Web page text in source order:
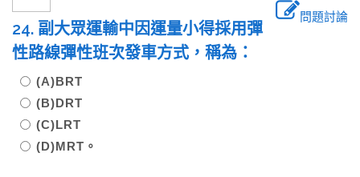
問題討論
24. 副大眾運輸中因運量小得採用彈
性路線彈性班次發車方式，稱為：
(A)BRT
(B)DRT
(C)LRT
(D)MRT。